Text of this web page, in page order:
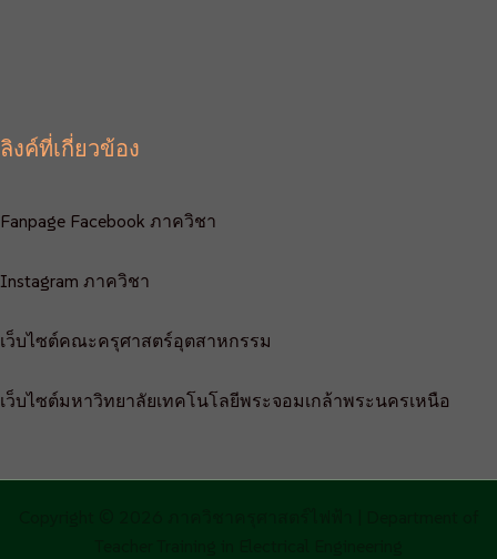
ลิงค์ที่เกี่ยวข้อง
Fanpage Facebook ภาควิชา
Instagram ภาควิชา
เว็บไซต์คณะครุศาสตร์อุตสาหกรรม
เว็บไซต์มหาวิทยาลัยเทคโนโลยีพระจอมเกล้าพระนครเหนือ